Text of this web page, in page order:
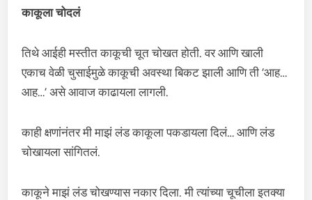
काकूला चोदलं
तिथे आईही मस्तीत काकूची चूत चोखत होती. वर आणि खाली
एकाच वेळी चुसाईमुळे काकूची अवस्था बिकट झाली आणि ती ‘आह…
आह…’ असे आवाज काढायला लागली.
काही क्षणांनंतर मी माझं लंड काकूला पकडायला दिलं… आणि लंड
चोखायला सांगितलं.
काकूने माझं लंड चोखण्यास नकार दिला. मी त्यांच्या चूचीला इतक्या